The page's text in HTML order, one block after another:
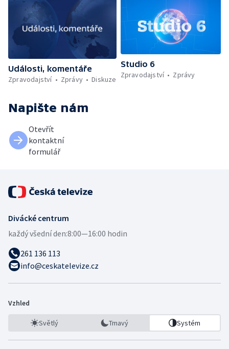
Události, komentáře
Zpravodajství
Zprávy Diskuze
Studio 6
Zpravodajství
Zprávy
Napište nám
Otevřít
kontaktní
formulář
Divácké centrum
každý všední den:8:00—16:00 hodin
261 136 113
info@ceskatelevize.cz
Vzhled
Světlý Tmavý Systém